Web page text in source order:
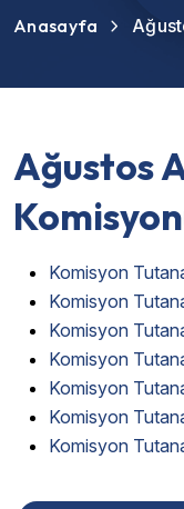
Anasayfa
Ağustos
Komisyon
Komisyon
Komisyon
Komisyon
Komisyon
Komisyon
Komisyon